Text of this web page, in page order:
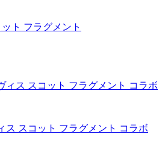
ト フラグメント
ス スコット フラグメント コラボ